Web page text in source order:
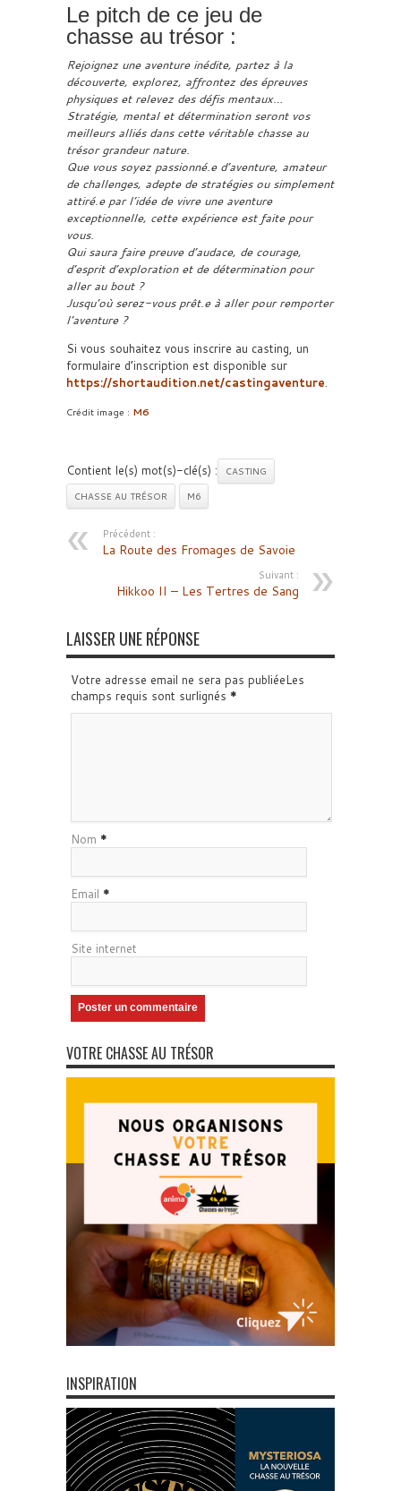
Le pitch de ce jeu de
chasse au trésor :
Rejoignez une aventure inédite, partez à la
découverte, explorez, affrontez des épreuves
physiques et relevez des défis mentaux…
Stratégie, mental et détermination seront vos
meilleurs alliés dans cette véritable chasse au
trésor grandeur nature.
Que vous soyez passionné.e d’aventure, amateur
de challenges, adepte de stratégies ou simplement
attiré.e par l’idée de vivre une aventure
exceptionnelle, cette expérience est faite pour
vous.
Qui saura faire preuve d’audace, de courage,
d’esprit d’exploration et de détermination pour
aller au bout ?
Jusqu’où serez-vous prêt.e à aller pour remporter
l’aventure ?
Si vous souhaitez vous inscrire au casting, un
formulaire d’inscription est disponible sur
https://shortaudition.net/castingaventure.
Crédit image : M6
Contient le(s) mot(s)-clé(s) :
CASTING
CHASSE AU TRÉSOR
M6
Précédent :
La Route des Fromages de Savoie
Suivant :
Hikkoo II – Les Tertres de Sang
LAISSER UNE RÉPONSE
Votre adresse email ne sera pas publiéeLes
champs requis sont surlignés *
Nom *
Email *
Site internet
VOTRE CHASSE AU TRÉSOR
INSPIRATION